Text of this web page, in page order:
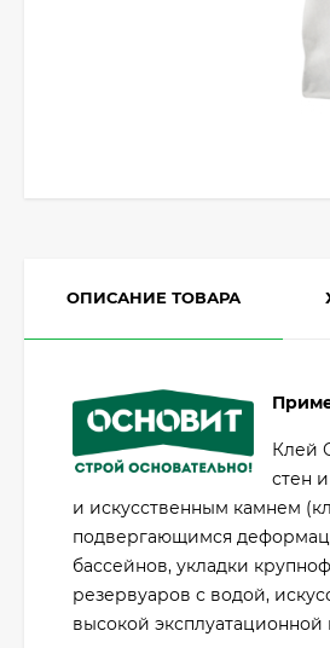
ОПИСАНИЕ ТОВАРА
Клей
стен
и искусственным камнем
подвергающимся
бассейнов, укладки
резервуаров с водой,
высокой